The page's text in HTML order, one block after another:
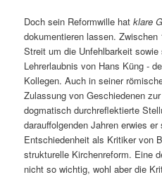
Doch sein Reformwille hatklare
dokumentieren lassen. Zwischen
Streit um die Unfehlbarkeit
Lehrerlaubnis von Hans Küng ‑
Kollegen. Auch in seiner
Zulassung von Geschiedenen
dogmatisch durchreflektierte
darauffolgenden Jahren erwies
Entschiedenheit als Kritiker von
strukturelle Kirchenreform. Eine
nicht so wichtig, wohl aber die